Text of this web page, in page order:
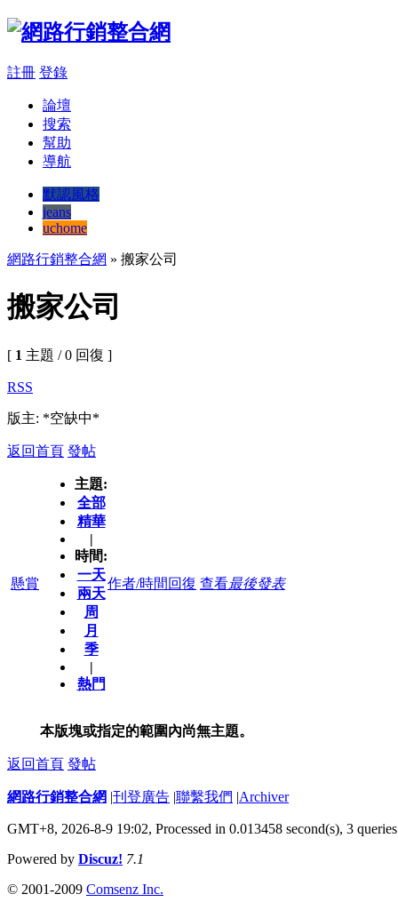
註冊 登錄
論壇
搜索
幫助
導航
默認風格
jeans
uchome
網路行銷整合網 » 搬家公司
搬家公司
[ 1 主題 / 0 回復 ]
RSS
版主: *空缺中*
返回首頁 發帖
懸賞
主題:
全部
精華
|
時間:
一天
兩天
周
月
季
|
熱門
作者/時間 回復 查看最後發表
本版塊或指定的範圍內尚無主題。
返回首頁 發帖
網路行銷整合網 |刊登廣告 |聯繫我們 |Archiver
GMT+8, 2026-8-9 19:02, Processed in 0.013458 second(s), 3 queries
Powered by Discuz! 7.1
© 2001-2009 Comsenz Inc.